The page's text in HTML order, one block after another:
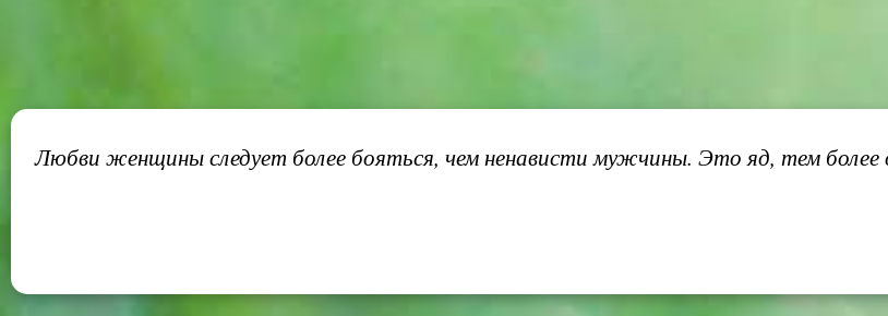
Любви женщины следует более бояться, чем ненависти мужчины. Это яд, тем